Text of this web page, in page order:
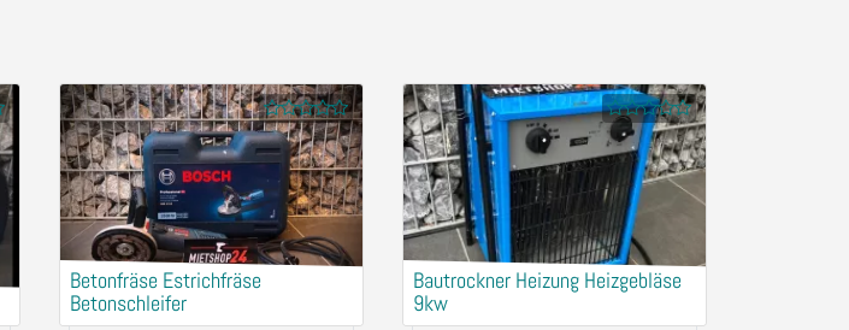
Betonfräse Estrichfräse
Betonschleifer
Bautrockner Heizung Heizgebläse
9kw